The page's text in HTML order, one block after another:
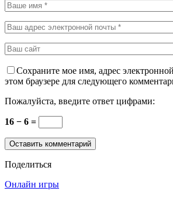
Сохраните мое имя, адрес
этом браузере для следующего
Пожалуйста, введите ответ цифрами:
16 − 6 =
Поделиться
Онлайн игры